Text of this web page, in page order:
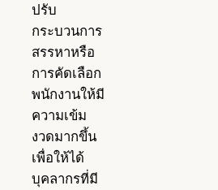
ปรับ
กระบวนการ
สรรหาหรือ
การคัดเลือก
พนักงานให้มี
ความเข้ม
งวดมากขึ้น
เพื่อให้ได้
บุคลากรที่มี